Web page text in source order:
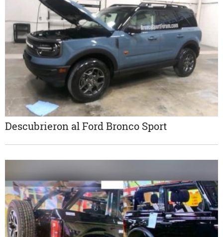
Descubrieron al Ford Bronco Sport